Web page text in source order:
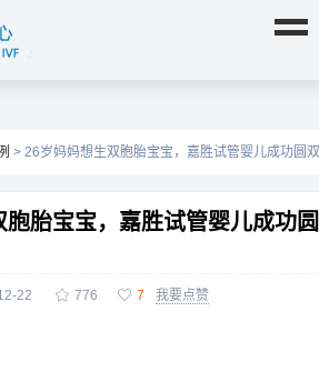
> 26岁妈妈想生双胞胎宝宝，嘉胜试管婴儿成功圆
胞胎宝宝，嘉胜试管婴儿成功
22  776  7 我要点赞